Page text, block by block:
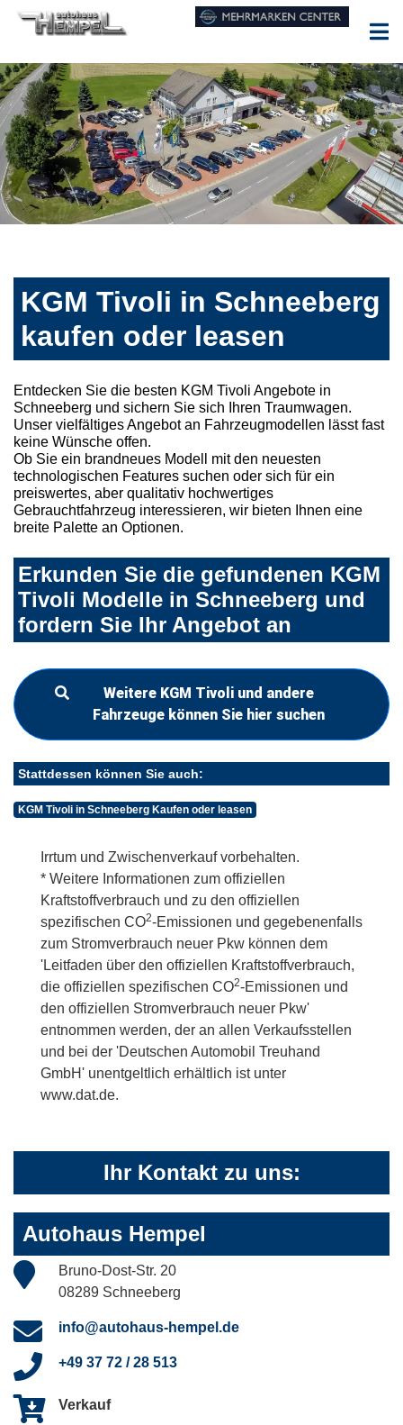
KGM Tivoli in Schneeberg
kaufen oder leasen
Entdecken Sie die besten KGM Tivoli Angebote in
Schneeberg und sichern Sie sich Ihren Traumwagen.
Unser vielfältiges Angebot an Fahrzeugmodellen lässt fast
keine Wünsche offen.
Ob Sie ein brandneues Modell mit den neuesten
technologischen Features suchen oder sich für ein
preiswertes, aber qualitativ hochwertiges
Gebrauchtfahrzeug interessieren, wir bieten Ihnen eine
breite Palette an Optionen.
Erkunden Sie die gefundenen KGM
Tivoli Modelle in Schneeberg und
fordern Sie Ihr Angebot an
Weitere KGM Tivoli und andere
Fahrzeuge können Sie hier suchen
Stattdessen können Sie auch:
KGM Tivoli in Schneeberg Kaufen oder leasen
Irrtum und Zwischenverkauf vorbehalten.
* Weitere Informationen zum offiziellen
Kraftstoffverbrauch und zu den offiziellen
spezifischen CO2-Emissionen und gegebenenfalls
zum Stromverbrauch neuer Pkw können dem
'Leitfaden über den offiziellen Kraftstoffverbrauch,
die offiziellen spezifischen CO2-Emissionen und
den offiziellen Stromverbrauch neuer Pkw'
entnommen werden, der an allen Verkaufsstellen
und bei der 'Deutschen Automobil Treuhand
GmbH' unentgeltlich erhältlich ist unter
www.dat.de.
Ihr Kontakt zu uns:
Autohaus Hempel
Bruno-Dost-Str. 20
08289 Schneeberg
info@autohaus-hempel.de
+49 37 72 / 28 513
Verkauf